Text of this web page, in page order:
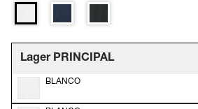
Lager PRINCIPAL
BLANCO